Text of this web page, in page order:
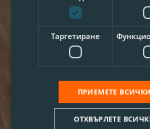
Таргетиране
ПРИЕМЕТЕ
ОТХВЪРЛЕТЕ